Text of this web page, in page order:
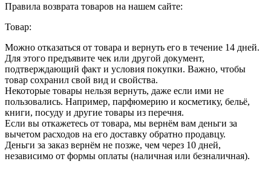
Правила возврата товаров на нашем сайте:
Товар:
Можно отказаться от товара и вернуть его в течение 14 дней.
Для этого предъявите чек или другой документ,
подтверждающий факт и условия покупки. Важно, чтобы
товар сохранил свой вид и свойства.
Некоторые товары нельзя вернуть, даже если ими не
пользовались. Например, парфюмерию и косметику, бельё,
книги, посуду и другие товары из перечня.
Если вы откажетесь от товара, мы вернём вам деньги за
вычетом расходов на его доставку обратно продавцу.
Деньги за заказ вернём не позже, чем через 10 дней,
независимо от формы оплаты (наличная или безналичная).